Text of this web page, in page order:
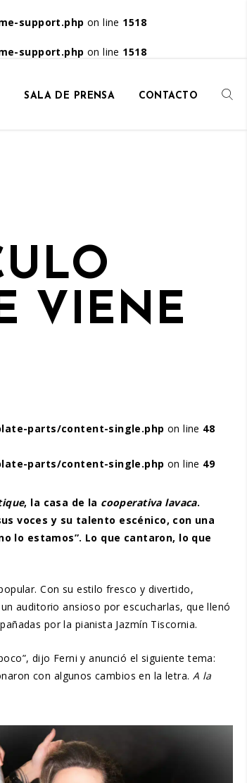
support.php on line 1518
support.php on line 1518
SALA DE PRENSA CONTACTO
VIENE
parts/content-single.php on line 48
parts/content-single.php on line 49
, la casa de la cooperativa lavaca.
voces y su talento escénico, con una
lo estamos”. Lo que cantaron, lo que
Con su estilo fresco y divertido,
auditorio ansioso por escucharlas, que llenó
por la pianista Jazmín Tiscornia.
dijo Ferni y anunció el siguiente tema:
con algunos cambios en la letra. A la